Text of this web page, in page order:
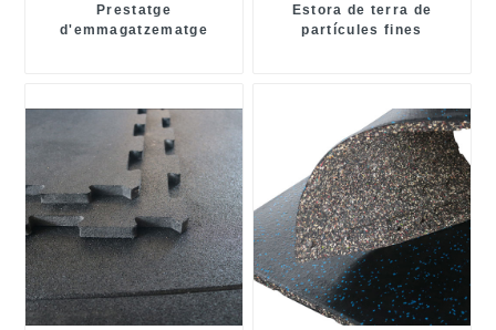
Prestatge
d'emmagatzematge
Estora de terra de
partícules fines